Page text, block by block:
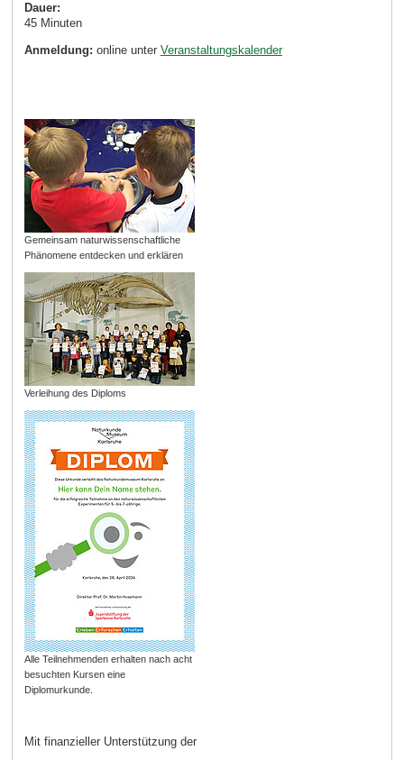
Dauer:
45 Minuten
Anmeldung: online unter Veranstaltungskalender
Gemeinsam naturwissenschaftliche
Phänomene entdecken und erklären
Verleihung des Diploms
Alle Teilnehmenden erhalten nach acht
besuchten Kursen eine
Diplomurkunde.
Mit finanzieller Unterstützung der